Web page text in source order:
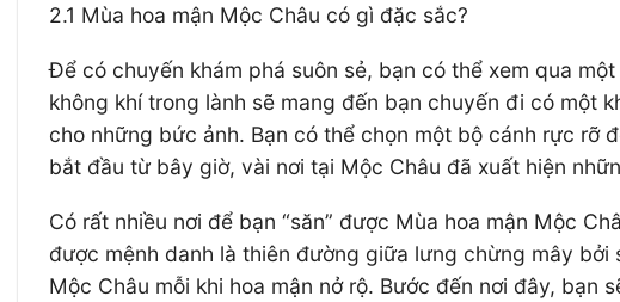
2.1 Mùa hoa mận Mộc Châu có gì đặc sắc?
Để có chuyến khám phá suôn sẻ, bạn có thể xem qua
không khí trong lành sẽ mang đến bạn chuyến đi có một
cho những bức ảnh. Bạn có thể chọn một bộ cánh rực rỡ
bắt đầu từ bây giờ, vài nơi tại Mộc Châu đã xuất hiện
Có rất nhiều nơi để bạn “săn” được Mùa hoa mận Mộc
được mệnh danh là thiên đường giữa lưng chừng mây
Mộc Châu mỗi khi hoa mận nở rộ. Bước đến nơi đây, bạn